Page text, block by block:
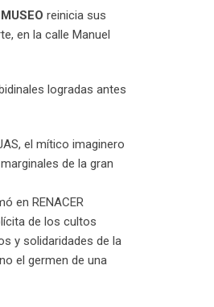
reinicia sus
en la calle Manuel
logradas antes
el mítico imaginero
de la gran
en RENACER
de los cultos
y solidaridades de la
el germen de una